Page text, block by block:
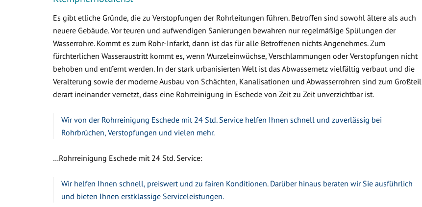
Es gibt etliche Gründe, die zu Verstopfungen der Rohrleitungen führen. Betroffen sind sowohl ältere als auch
neuere Gebäude. Vor teuren und aufwendigen Sanierungen bewahren nur regelmäßige Spülungen der
Wasserrohre. Kommt es zum Rohr-Infarkt, dann ist das für alle Betroffenen nichts Angenehmes. Zum
fürchterlichen Wasseraustritt kommt es, wenn Wurzeleinwüchse, Verschlammungen oder Verstopfungen nicht
behoben und entfernt werden. In der stark urbanisierten Welt ist das Abwassernetz vielfältig verbaut und die
Veralterung sowie der moderne Ausbau von Schächten, Kanalisationen und Abwasserrohren sind zum Großteil
derart ineinander vernetzt, dass eine Rohrreinigung in Eschede von Zeit zu Zeit unverzichtbar ist.
Wir von der Rohrreinigung Eschede mit 24 Std. Service helfen Ihnen schnell und zuverlässig bei
Rohrbrüchen, Verstopfungen und vielen mehr.
…Rohrreinigung Eschede mit 24 Std. Service:
Wir helfen Ihnen schnell, preiswert und zu fairen Konditionen. Darüber hinaus beraten wir Sie ausführlich
und bieten Ihnen erstklassige Serviceleistungen.